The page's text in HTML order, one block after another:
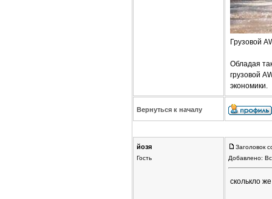
Грузовой
Обладая
грузовой
экономики.
Вернуться к началу
йозя
Гость
Заголовок
Добавлено:
сколькло